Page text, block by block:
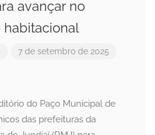
avançar no
7 de setembro de 2025
do Paço Municipal de
das prefeituras da